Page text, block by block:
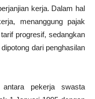
kerja. Dalam hal
menanggung pajak
progresif, sedangkan
dari penghasilan
antara pekerja swasta